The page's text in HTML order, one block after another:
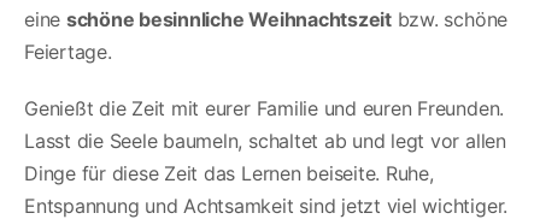
eine schöne besinnliche Weihnachtszeitbzw. schöne
Feiertage.
Genießt die Zeit mit eurer Familie und euren Freunden.
Lasst die Seele baumeln, schaltet ab und legt vor allen
Dinge für diese Zeit das Lernen beiseite. Ruhe,
Entspannung und Achtsamkeit sind jetzt viel wichtiger.